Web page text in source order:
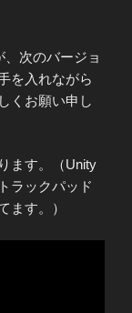
次のバージョ
を入れながら
くお願い申し
ます。（Unity
ラックパッド
ます。）